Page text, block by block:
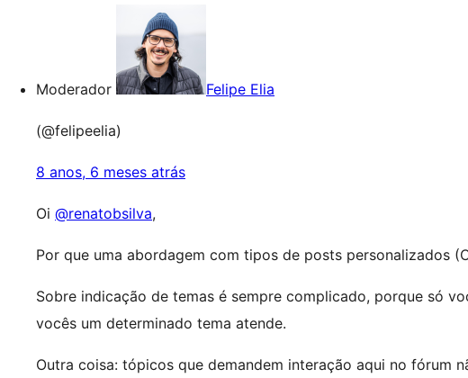
Moderador Felipe Elia
(@felipeelia)
8 anos, 6 meses atrás
Oi @renatobsilva,
Por que uma abordagem com tipos de posts personalizados
Sobre indicação de temas é sempre complicado, porque só
vocês um determinado tema atende.
Outra coisa: tópicos que demandem interação aqui no fórum